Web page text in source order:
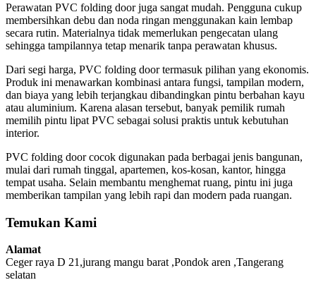
Perawatan PVC folding door juga sangat mudah. Pengguna cukup
membersihkan debu dan noda ringan menggunakan kain lembap
secara rutin. Materialnya tidak memerlukan pengecatan ulang
sehingga tampilannya tetap menarik tanpa perawatan khusus.
Dari segi harga, PVC folding door termasuk pilihan yang ekonomis.
Produk ini menawarkan kombinasi antara fungsi, tampilan modern,
dan biaya yang lebih terjangkau dibandingkan pintu berbahan kayu
atau aluminium. Karena alasan tersebut, banyak pemilik rumah
memilih pintu lipat PVC sebagai solusi praktis untuk kebutuhan
interior.
PVC folding door cocok digunakan pada berbagai jenis bangunan,
mulai dari rumah tinggal, apartemen, kos-kosan, kantor, hingga
tempat usaha. Selain membantu menghemat ruang, pintu ini juga
memberikan tampilan yang lebih rapi dan modern pada ruangan.
Temukan Kami
Alamat
Ceger raya D 21,jurang mangu barat ,Pondok aren ,Tangerang
selatan